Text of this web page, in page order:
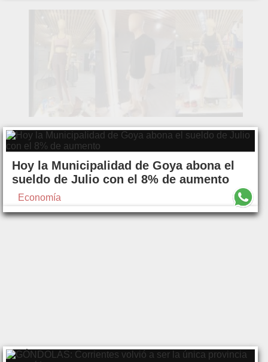
Hoy la Municipalidad de Goya abona el
sueldo de Julio con el 8% de aumento
Economía